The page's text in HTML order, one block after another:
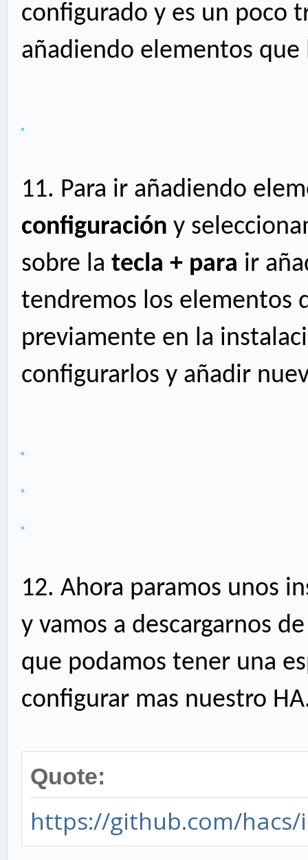
configurado y es un poco
añadiendo elementos
11. Para ir añadiendo
configuración y
sobre la tecla + para ir
tendremos los elementos
previamente en la
configurarlos y añadir
12. Ahora paramos unos
y vamos a descargarnos
que podamos tener una
configurar mas nuestro
Quote:
https://github.com/